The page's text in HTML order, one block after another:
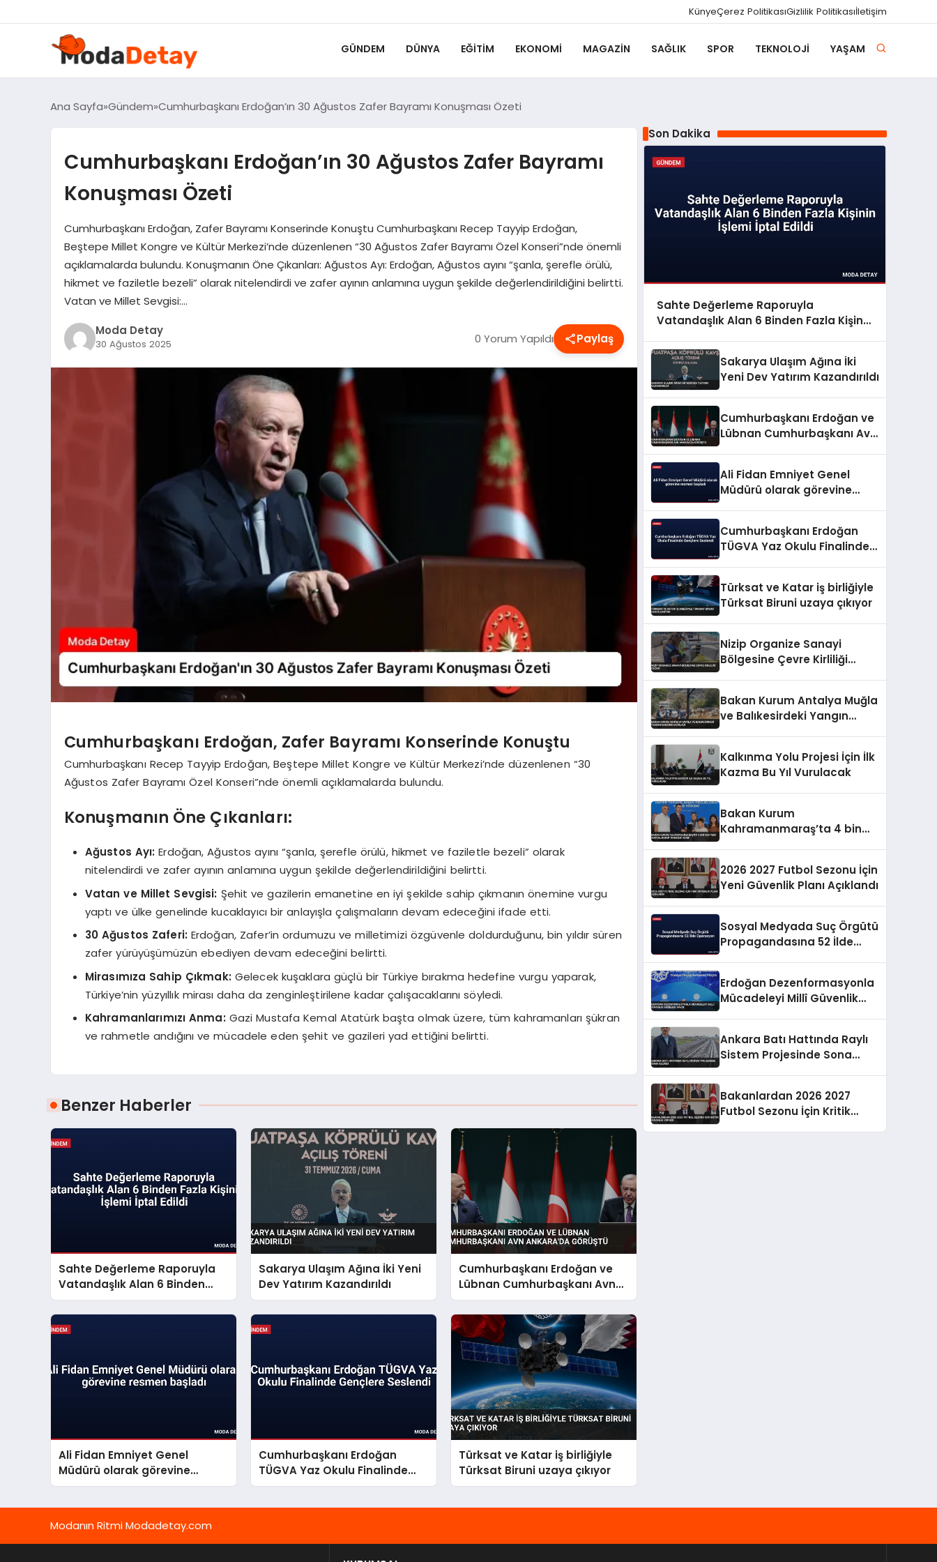
KünyeÇerez PolitikasıGizlilik Politikasıİletişim
GÜNDEM DÜNYA EĞITIM EKONOMI MAGAZIN SAĞLIK SPOR TEKNOLOJI YAŞAM
Ana Sayfa Gündem Cumhurbaşkanı Erdoğan’ın 30 Ağustos Zafer Bayramı Konuşması Özeti
Cumhurbaşkanı Erdoğan’ın 30 Ağustos Zafer Bayramı
Konuşması Özeti
Cumhurbaşkanı Erdoğan, Zafer Bayramı Konserinde Konuştu Cumhurbaşkanı Recep Tayyip Erdoğan,
Beştepe Millet Kongre ve Kültür Merkezi’nde düzenlenen “30 Ağustos Zafer Bayramı Özel Konseri”nde önemli
açıklamalarda bulundu. Konuşmanın Öne Çıkanları: Ağustos Ayı: Erdoğan, Ağustos ayını “şanla, şerefle örülü,
hikmet ve faziletle bezeli” olarak nitelendirdi ve zafer ayının anlamına uygun şekilde değerlendirildiğini belirtti.
Vatan ve Millet Sevgisi:…
Moda Detay
30 Ağustos 2025 0 Yorum Yapıldı Paylaş
Cumhurbaşkanı Erdoğan, Zafer Bayramı Konserinde Konuştu
Cumhurbaşkanı Recep Tayyip Erdoğan, Beştepe Millet Kongre ve Kültür Merkezi’nde düzenlenen “30
Ağustos Zafer Bayramı Özel Konseri”nde önemli açıklamalarda bulundu.
Konuşmanın Öne Çıkanları:
Ağustos Ayı: Erdoğan, Ağustos ayını “şanla, şerefle örülü, hikmet ve faziletle bezeli” olarak
nitelendirdi ve zafer ayının anlamına uygun şekilde değerlendirildiğini belirtti.
Vatan ve Millet Sevgisi: Şehit ve gazilerin emanetine en iyi şekilde sahip çıkmanın önemine vurgu
yaptı ve ülke genelinde kucaklayıcı bir anlayışla çalışmaların devam edeceğini ifade etti.
30 Ağustos Zaferi: Erdoğan, Zafer’in ordumuzu ve milletimizi özgüvenle doldurduğunu, bin yıldır süren
zafer yürüyüşümüzün ebediyen devam edeceğini belirtti.
Mirasımıza Sahip Çıkmak: Gelecek kuşaklara güçlü bir Türkiye bırakma hedefine vurgu yaparak,
Türkiye’nin yüzyıllık mirası daha da zenginleştirilene kadar çalışacaklarını söyledi.
Kahramanlarımızı Anma: Gazi Mustafa Kemal Atatürk başta olmak üzere, tüm kahramanları şükran
ve rahmetle andığını ve mücadele eden şehit ve gazileri yad ettiğini belirtti.
Benzer Haberler
Sahte Değerleme Raporuyla
Vatandaşlık Alan 6 Binden
Fazla Kişinin İşlemi İptal Edildi
Sakarya Ulaşım Ağına İki Yeni
Dev Yatırım Kazandırıldı
Cumhurbaşkanı Erdoğan ve
Lübnan Cumhurbaşkanı Avn
Ankara’da Görüştü
Ali Fidan Emniyet Genel
Müdürü olarak görevine
resmen başladı
Cumhurbaşkanı Erdoğan
TÜGVA Yaz Okulu Finalinde
Gençlere Seslendi
Türksat ve Katar iş birliğiyle
Türksat Biruni uzaya çıkıyor
Son Dakika
Sahte Değerleme Raporuyla
Vatandaşlık Alan 6 Binden Fazla Kişinin
Sakarya Ulaşım Ağına İki
Yeni Dev Yatırım Kazandırıldı
Cumhurbaşkanı Erdoğan ve
Lübnan Cumhurbaşkanı Avn
Ali Fidan Emniyet Genel
Müdürü olarak görevine
Cumhurbaşkanı Erdoğan
TÜGVA Yaz Okulu Finalinde
Türksat ve Katar iş birliğiyle
Türksat Biruni uzaya çıkıyor
Nizip Organize Sanayi
Bölgesine Çevre Kirliliği
Bakan Kurum Antalya Muğla
ve Balıkesirdeki Yangın
Kalkınma Yolu Projesi İçin İlk
Kazma Bu Yıl Vurulacak
Bakan Kurum
Kahramanmaraş’ta 4 bin
2026 2027 Futbol Sezonu İçin
Yeni Güvenlik Planı Açıklandı
Sosyal Medyada Suç Örgütü
Propagandasına 52 İlde
Erdoğan Dezenformasyonla
Mücadeleyi Millî Güvenlik
Ankara Batı Hattında Raylı
Sistem Projesinde Sona
Bakanlardan 2026 2027
Futbol Sezonu İçin Kritik
Modanın Ritmi Modadetay.com